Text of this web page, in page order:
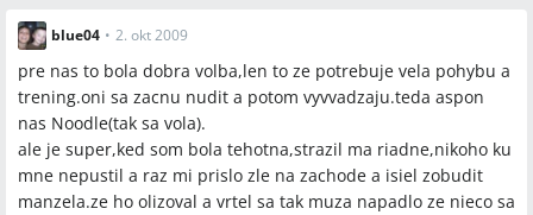
blue04 • 2. okt 2009
pre nas to bola dobra volba,len to ze potrebuje vela pohybu a
trening.oni sa zacnu nudit a potom vyvvadzaju.teda aspon
nas Noodle(tak sa vola).
ale je super,ked som bola tehotna,strazil ma riadne,nikoho ku
mne nepustil a raz mi prislo zle na zachode a isiel zobudit
manzela.ze ho olizoval a vrtel sa tak muza napadlo ze nieco sa